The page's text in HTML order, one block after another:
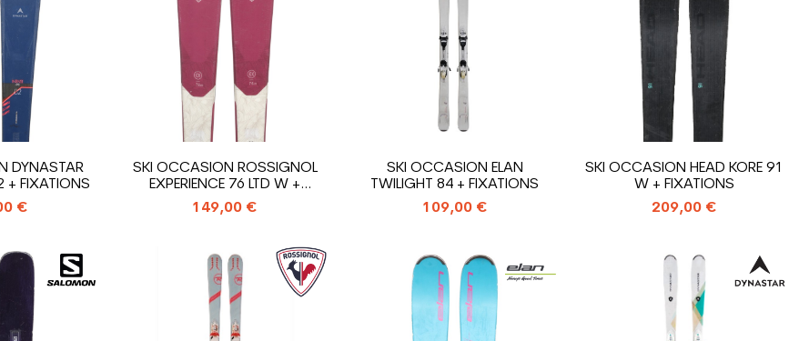
DYNASTAR
+ FIXATIONS
€
SKI OCCASION ROSSIGNOL
EXPERIENCE 76 LTD W +
FIXATIONS
149,00 €
SKI OCCASION ELAN
TWILIGHT 84 + FIXATIONS
109,00 €
SKI OCCASION HEAD KORE 91
W + FIXATIONS
209,00 €